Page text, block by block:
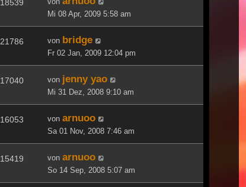
18539
Mi 08 Apr, 2009 5:58 am
21786 von bridge
Fr 02 Jan, 2009 12:04 pm
17040 von jenny yao
Mi 31 Dez, 2008 9:10 am
16053 von arnuoo
Sa 01 Nov, 2008 7:46 am
15419 von arnuoo
So 14 Sep, 2008 5:07 am